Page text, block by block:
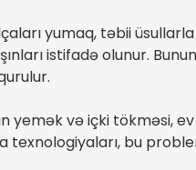
yumaq, təbii
istifadə olunur.
yemək və içki tökməsi,
texnologiyaları, bu